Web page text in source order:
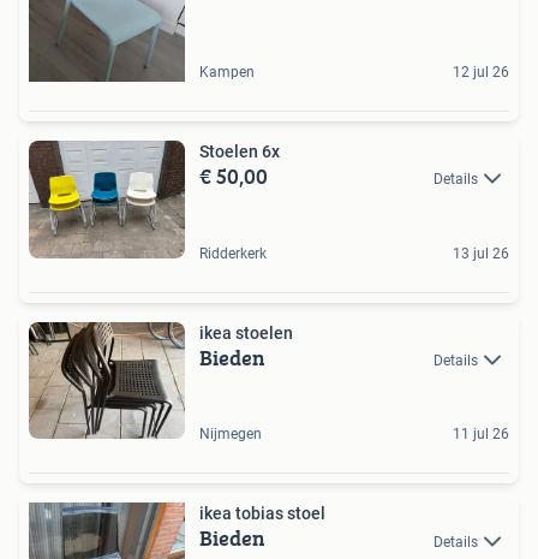
Kampen 12 jul 26
Stoelen 6x
€ 50,00 Details
Ridderkerk 13 jul 26
ikea stoelen
Bieden Details
Nijmegen 11 jul 26
ikea tobias stoel
Bieden Details